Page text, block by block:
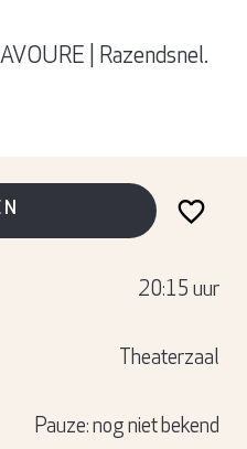
| Razendsnel.
20:15 uur
Theaterzaal
Pauze: nog niet bekend